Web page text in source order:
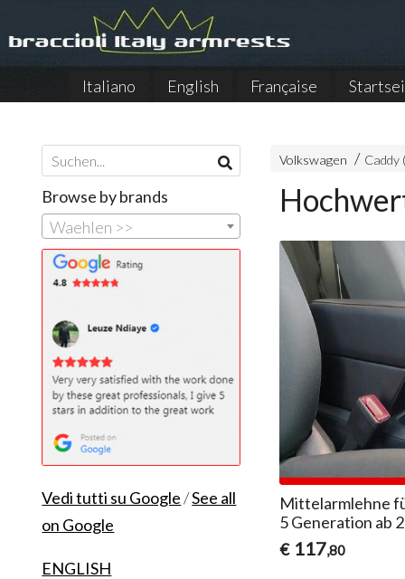
Italiano English Française
Volkswagen Caddy
Mittelarmlehne
5 Generation ab
€ 117,80
Browse by brands
Waehlen >>
Vedi tutti su Google/See all
on Google
ENGLISH